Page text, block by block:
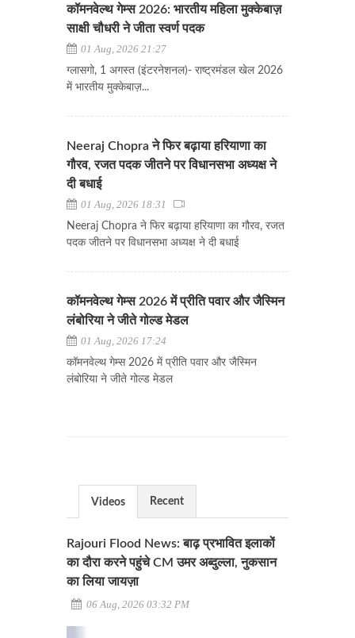
कॉमनवेल्थ गेम्स 2026: भारतीय महिला मुक्केबाज़
साक्षी चौधरी ने जीता स्वर्ण पदक
01 Aug, 2026 21:27
ग्लासगो, 1 अगस्त (इंटरनेशनल)- राष्ट्रमंडल खेल 2026
में भारतीय मुक्केबाज़...
Neeraj Chopra ने फिर बढ़ाया हरियाणा का
गौरव, रजत पदक जीतने पर विधानसभा अध्यक्ष ने
दी बधाई
01 Aug, 2026 18:31
Neeraj Chopra ने फिर बढ़ाया हरियाणा का गौरव, रजत
पदक जीतने पर विधानसभा अध्यक्ष ने दी बधाई
कॉमनवेल्थ गेम्स 2026 में प्रीति पवार और जैस्मिन
लंबोरिया ने जीते गोल्ड मेडल
01 Aug, 2026 17:24
कॉमनवेल्थ गेम्स 2026 में प्रीति पवार और जैस्मिन
लंबोरिया ने जीते गोल्ड मेडल
Videos Recent
Rajouri Flood News: बाढ़ प्रभावित इलाकों
का दौरा करने पहुंचे CM उमर अब्दुल्ला, नुकसान
का लिया जायज़ा
06 Aug, 2026 03:32 PM